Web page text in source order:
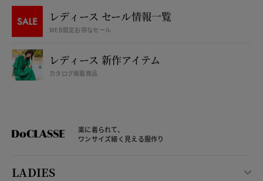
レディース セール情報一覧
WEB限定お得なセール
レディース 新作アイテム
カタログ掲載商品
楽に着られて、
ワンサイズ細く見える服作り
LADIES